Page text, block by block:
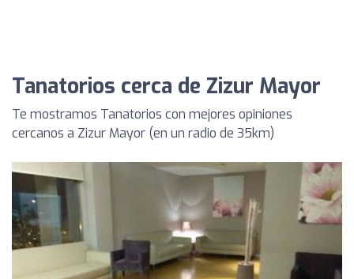
Tanatorios cerca de Zizur Mayor
Te mostramos Tanatorios con mejores opiniones
cercanos a Zizur Mayor (en un radio de 35km)